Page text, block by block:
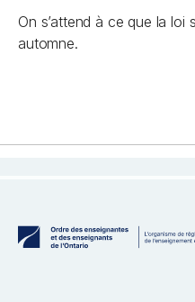
On s’attend à ce que la loi
automne.